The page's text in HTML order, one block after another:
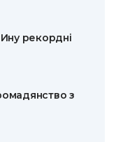
рекордні
з